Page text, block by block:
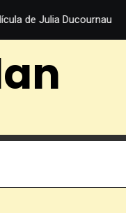
Ducournau 3